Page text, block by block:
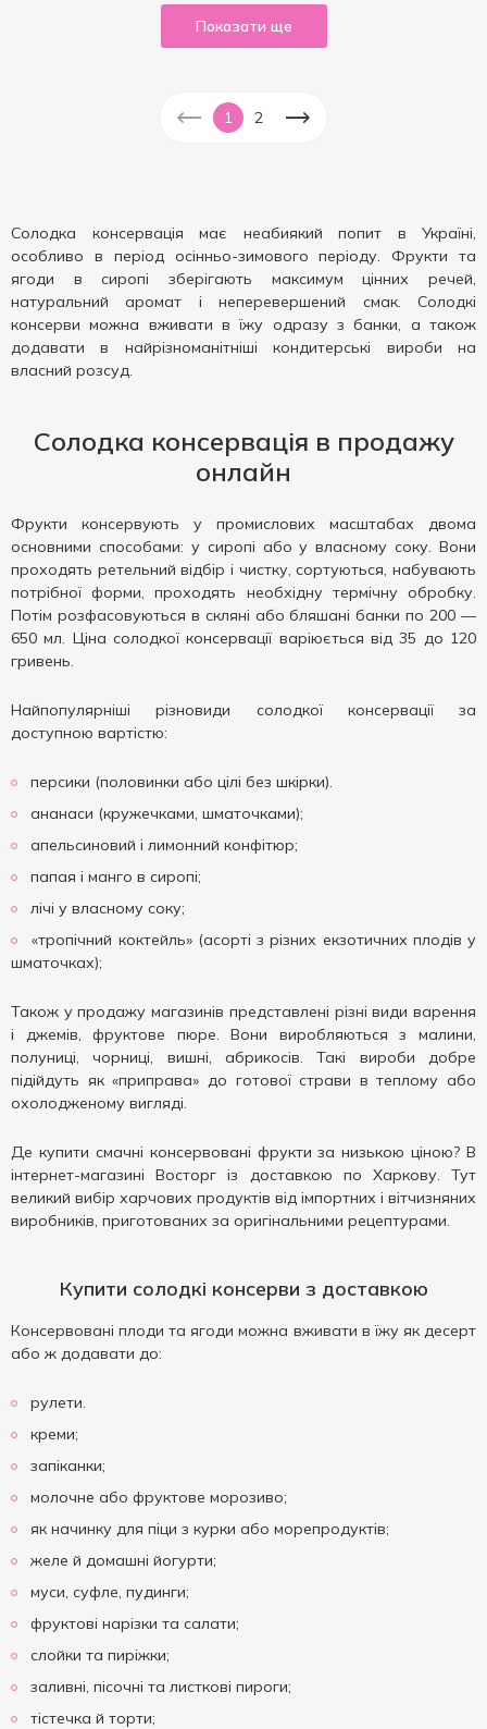
Показати ще
1 2
Солодка консервація має неабиякий попит в Україні,
особливо в період осінньо-зимового періоду. Фрукти та
ягоди в сиропі зберігають максимум цінних речей,
натуральний аромат і неперевершений смак. Солодкі
консерви можна вживати в їжу одразу з банки, а також
додавати в найрізноманітніші кондитерські вироби на
власний розсуд.
Солодка консервація в продажу
онлайн
Фрукти консервують у промислових масштабах двома
основними способами: у сиропі або у власному соку. Вони
проходять ретельний відбір і чистку, сортуються, набувають
потрібної форми, проходять необхідну термічну обробку.
Потім розфасовуються в скляні або бляшані банки по 200 —
650 мл. Ціна солодкої консервації варіюється від 35 до 120
гривень.
Найпопулярніші різновиди солодкої консервації за
доступною вартістю:
персики (половинки або цілі без шкірки).
ананаси (кружечками, шматочками);
апельсиновий і лимонний конфітюр;
папая і манго в сиропі;
лічі у власному соку;
«тропічний коктейль» (асорті з різних екзотичних плодів у
шматочках);
Також у продажу магазинів представлені різні види варення
і джемів, фруктове пюре. Вони виробляються з малини,
полуниці, чорниці, вишні, абрикосів. Такі вироби добре
підійдуть як «приправа» до готової страви в теплому або
охолодженому вигляді.
Де купити смачні консервовані фрукти за низькою ціною? В
інтернет-магазині Восторг із доставкою по Харкову. Тут
великий вибір харчових продуктів від імпортних і вітчизняних
виробників, приготованих за оригінальними рецептурами.
Купити солодкі консерви з доставкою
Консервовані плоди та ягоди можна вживати в їжу як десерт
або ж додавати до:
рулети.
креми;
запіканки;
молочне або фруктове морозиво;
як начинку для піци з курки або морепродуктів;
желе й домашні йогурти;
муси, суфле, пудинги;
фруктові нарізки та салати;
слойки та пиріжки;
заливні, пісочні та листкові пироги;
тістечка й торти;